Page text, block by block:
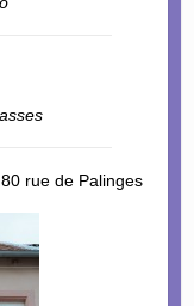
rue de Palinges